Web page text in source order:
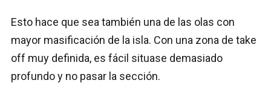
Esto hace que sea también una de las olas con
mayor masificación de la isla. Con una zona de take
off muy definida, es fácil situase demasiado
profundo y no pasar la sección.